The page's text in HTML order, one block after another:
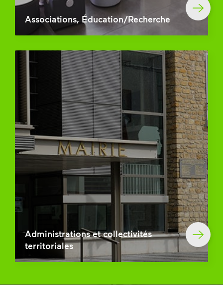
Associations, Éducation/Recherche
Administrations et collectivités
territoriales